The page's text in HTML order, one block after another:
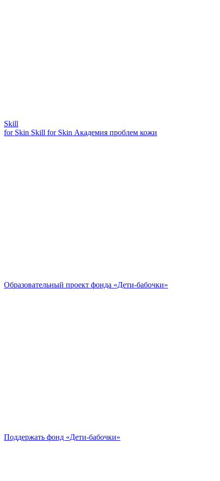
Skill
for Skin Skill for Skin Академия проблем кожи
Образовательный проект фонда «Дети-бабочки»
Поддержать фонд «Дети-бабочки»